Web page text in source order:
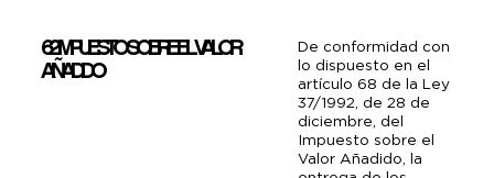
6.2 IMPUESTO SOBRE EL VALOR
AÑADIDO
De conformidad con
lo dispuesto en el
artículo 68 de la Ley
37/1992, de 28 de
diciembre, del
Impuesto sobre el
Valor Añadido, la